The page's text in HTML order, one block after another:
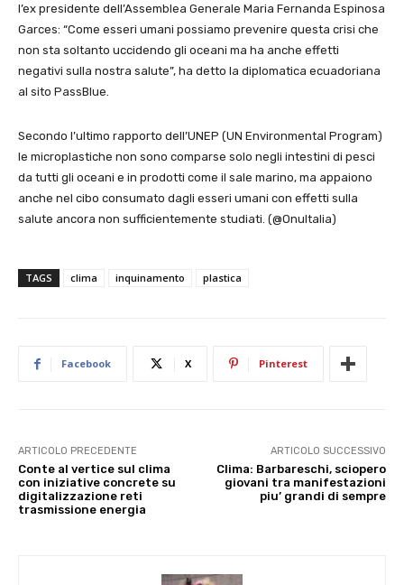
l’ex presidente dell’Assemblea Generale Maria Fernanda Espinosa
Garces: “Come esseri umani possiamo prevenire questa crisi che
non sta soltanto uccidendo gli oceani ma ha anche effetti
negativi sulla nostra salute”, ha detto la diplomatica ecuadoriana
al sito PassBlue.
Secondo l’ultimo rapporto dell’UNEP (UN Environmental Program)
le microplastiche non sono comparse solo negli intestini di pesci
da tutti gli oceani e in prodotti come il sale marino, ma appaiono
anche nel cibo consumato dagli esseri umani con effetti sulla
salute ancora non sufficientemente studiati. (@OnuItalia)
TAGS clima inquinamento plastica
Facebook X Pinterest
ARTICOLO PRECEDENTE
Conte al vertice sul clima
con iniziative concrete su
digitalizzazione reti
trasmissione energia
ARTICOLO SUCCESSIVO
Clima: Barbareschi, sciopero
giovani tra manifestazioni
piu’ grandi di sempre